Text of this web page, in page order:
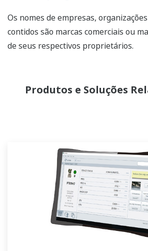
Os nomes de empresas,
contidos são marcas comerciais ou
de seus respectivos proprietários.
Produtos e Soluções